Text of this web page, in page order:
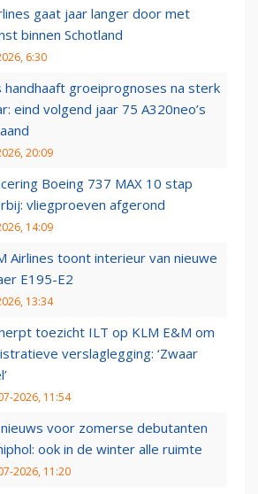
gaat jaar langer door met
binnen Schotland
6:30
handhaaft groeiprognoses na sterk
eind volgend jaar 75 A320neo’s
20:09
Boeing 737 MAX 10 stap
vliegproeven afgerond
14:09
Airlines toont interieur van nieuwe
E195-E2
13:34
toezicht ILT op KLM E&M om
verslaglegging: ‘Zwaar
2026, 11:54
voor zomerse debutanten
ook in de winter alle ruimte
2026, 11:20